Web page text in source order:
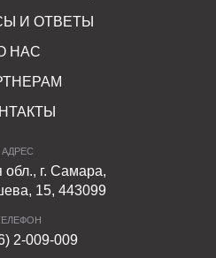
И ОТВЕТЫ
НАС
АДРЕС
г. Самара,
15, 443099
2-009-009